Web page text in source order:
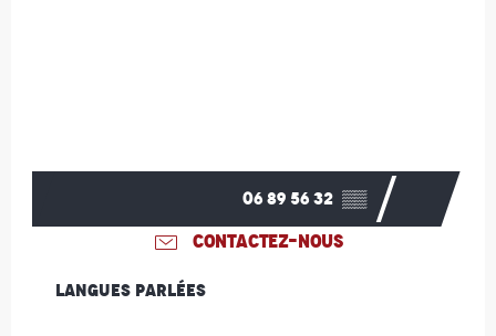
06 89 56 32 ▒▒
CONTACTEZ-NOUS
Langues parlées
Langues parlées